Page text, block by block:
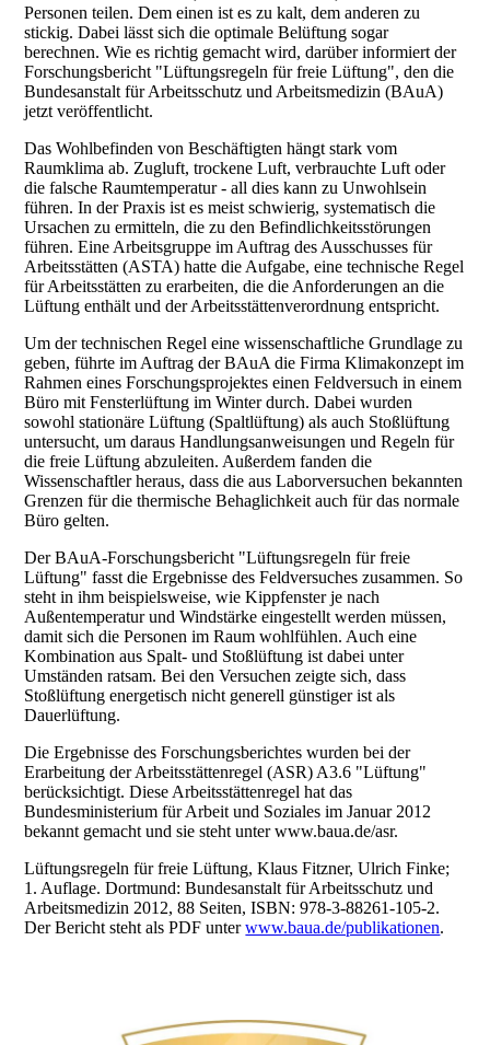
Personen teilen. Dem einen ist es zu kalt, dem anderen zu
stickig. Dabei lässt sich die optimale Belüftung sogar
berechnen. Wie es richtig gemacht wird, darüber informiert der
Forschungsbericht "Lüftungsregeln für freie Lüftung", den die
Bundesanstalt für Arbeitsschutz und Arbeitsmedizin (BAuA)
jetzt veröffentlicht.
Das Wohlbefinden von Beschäftigten hängt stark vom
Raumklima ab. Zugluft, trockene Luft, verbrauchte Luft oder
die falsche Raumtemperatur - all dies kann zu Unwohlsein
führen. In der Praxis ist es meist schwierig, systematisch die
Ursachen zu ermitteln, die zu den Befindlichkeitsstörungen
führen. Eine Arbeitsgruppe im Auftrag des Ausschusses für
Arbeitsstätten (ASTA) hatte die Aufgabe, eine technische Regel
für Arbeitsstätten zu erarbeiten, die die Anforderungen an die
Lüftung enthält und der Arbeitsstättenverordnung entspricht.
Um der technischen Regel eine wissenschaftliche Grundlage zu
geben, führte im Auftrag der BAuA die Firma Klimakonzept im
Rahmen eines Forschungsprojektes einen Feldversuch in einem
Büro mit Fensterlüftung im Winter durch. Dabei wurden
sowohl stationäre Lüftung (Spaltlüftung) als auch Stoßlüftung
untersucht, um daraus Handlungsanweisungen und Regeln für
die freie Lüftung abzuleiten. Außerdem fanden die
Wissenschaftler heraus, dass die aus Laborversuchen bekannten
Grenzen für die thermische Behaglichkeit auch für das normale
Büro gelten.
Der BAuA-Forschungsbericht "Lüftungsregeln für freie
Lüftung" fasst die Ergebnisse des Feldversuches zusammen. So
steht in ihm beispielsweise, wie Kippfenster je nach
Außentemperatur und Windstärke eingestellt werden müssen,
damit sich die Personen im Raum wohlfühlen. Auch eine
Kombination aus Spalt- und Stoßlüftung ist dabei unter
Umständen ratsam. Bei den Versuchen zeigte sich, dass
Stoßlüftung energetisch nicht generell günstiger ist als
Dauerlüftung.
Die Ergebnisse des Forschungsberichtes wurden bei der
Erarbeitung der Arbeitsstättenregel (ASR) A3.6 "Lüftung"
berücksichtigt. Diese Arbeitsstättenregel hat das
Bundesministerium für Arbeit und Soziales im Januar 2012
bekannt gemacht und sie steht unter www.baua.de/asr.
Lüftungsregeln für freie Lüftung, Klaus Fitzner, Ulrich Finke;
1. Auflage. Dortmund: Bundesanstalt für Arbeitsschutz und
Arbeitsmedizin 2012, 88 Seiten, ISBN: 978-3-88261-105-2.
Der Bericht steht als PDF unterwww.baua.de/publikationen.